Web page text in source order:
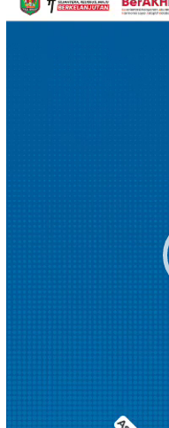
Video